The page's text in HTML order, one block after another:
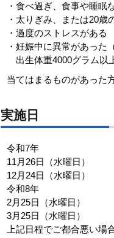
・食べ過ぎ、食事や睡眠
・太りぎみ、または20歳
・過度のストレスがある
・妊娠中に異常があった
出生体重4000グラム以
当てはまるものがあった
実施日
令和7年
11月26日（水曜日）
12月24日（水曜日）
令和8年
2月25日（水曜日）
3月25日（水曜日）
上記日程でご都合悪い場